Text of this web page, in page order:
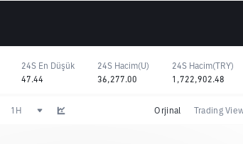
1H Orjinal Trading
24S En Düşük
47.44
24S Hacim(U)
36,277.00
24S Hacim(TRY)
1,722,902.48